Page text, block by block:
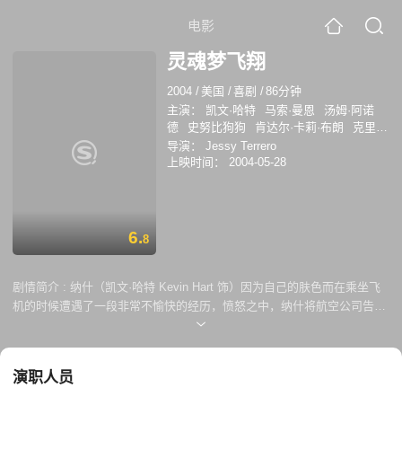
电影
6.8
灵魂梦飞翔
2004 / 美国 /喜剧 /86分钟
主演：
凯文·哈特 马索·曼恩
汤姆·阿诺
德
史努比狗狗 肯达尔·卡莉·布朗
克里斯
·罗宾逊
查尔斯·沃克
导演：
Jessy Terrero
上映时间：
2004-05-28
剧情简介 : 纳什（凯文·哈特 Kevin Hart 饰）因为自己的肤色而在乘坐飞
机的时候遭遇了一段非常不愉快的经历，愤怒之中，纳什将航空公司告上
了法庭，没想到竟然胜诉获得了一亿美金的赔偿。纳什决定将这笔意外之
索·曼恩 Method Man 饰）的帮助下，纳什的航班处女秀即将开始。然
演职人员